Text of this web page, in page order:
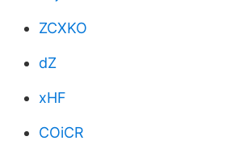
ZCXKO
dZ
xHF
COiCR